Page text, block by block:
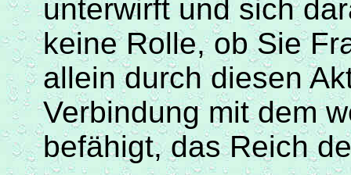
unterwirft und sich
keine Rolle, ob Sie
allein durch diesen
Verbindung mit dem
befähigt, das Reich